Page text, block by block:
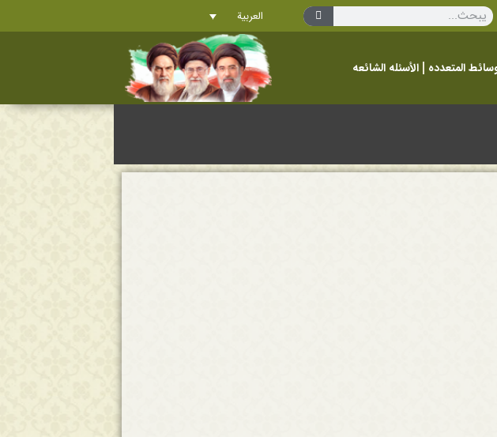
العربية
المتعدده الأسئله الشائعه